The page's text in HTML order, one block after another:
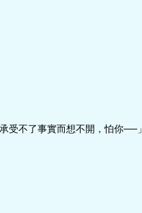
受不了事實而想不開，怕你──」